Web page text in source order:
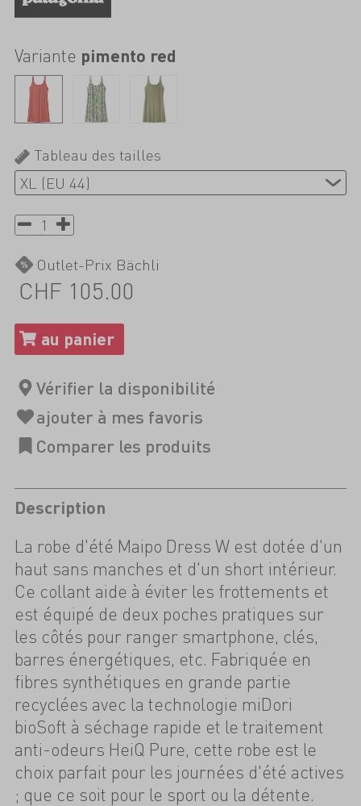
Variante pimento red
Tableau des tailles
Outlet-Prix Bächli
CHF 105.00
Description
La robe d'été Maipo Dress W est dotée d'un
haut sans manches et d'un short intérieur.
Ce collant aide à éviter les frottements et
est équipé de deux poches pratiques sur
les côtés pour ranger smartphone, clés,
barres énergétiques, etc. Fabriquée en
fibres synthétiques en grande partie
recyclées avec la technologie miDori
bioSoft à séchage rapide et le traitement
anti-odeurs HeiQ Pure, cette robe est le
choix parfait pour les journées d'été actives
; que ce soit pour le sport ou la détente.